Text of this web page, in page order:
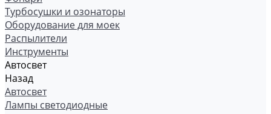
Турбосушки и озонаторы
Оборудование для моек
Распылители
Инструменты
Автосвет
Назад
Автосвет
Лампы светодиодные